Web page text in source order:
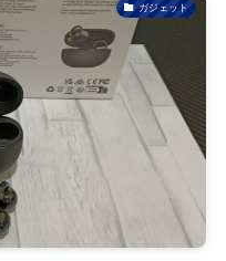
ガジェット